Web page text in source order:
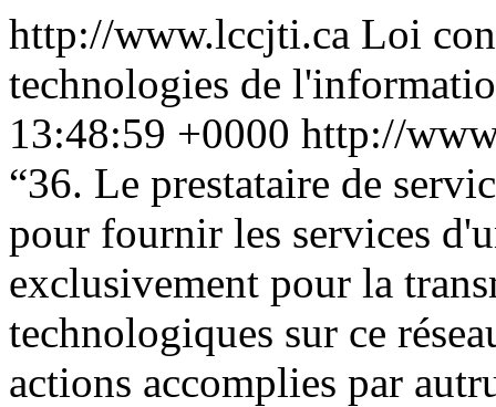
http://www.lccjti.ca Loi
technologies de
13:48:59 +0000 http://
“36. Le prestataire de
pour fournir les services
exclusivement pour la
technologiques sur ce
actions accomplies par